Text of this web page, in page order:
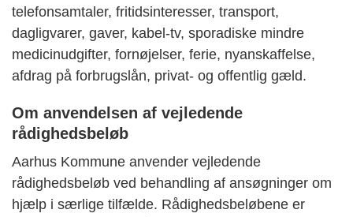
telefonsamtaler, fritidsinteresser, transport,
dagligvarer, gaver, kabel-tv, sporadiske mindre
medicinudgifter, fornøjelser, ferie, nyanskaffelse,
afdrag på forbrugslån, privat- og offentlig gæld.
Om anvendelsen af vejledende
rådighedsbeløb
Aarhus Kommune anvender vejledende
rådighedsbeløb ved behandling af ansøgninger om
hjælp i særlige tilfælde. Rådighedsbeløbene er